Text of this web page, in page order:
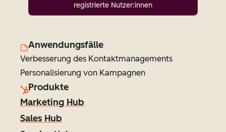
registrierte Nutzer:innen
Anwendungsfälle
Verbesserung des Kontaktmanagements
Personalisierung von Kampagnen
Produkte
Marketing Hub
Sales Hub